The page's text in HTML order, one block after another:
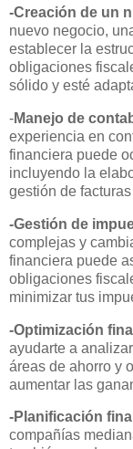
-Creación de un
nuevo negocio,
establecer la
obligaciones
sólido y esté
-Manejo de
experiencia en
financiera puede
incluyendo la
gestión de
-Gestión de
complejas y
financiera puede
obligaciones
minimizar tus
-Optimización
ayudarte a
áreas de ahorro y
aumentar las
-Planificación
compañías